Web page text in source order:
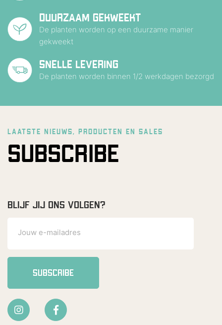
DUURZAAM GEKWEEKT
De planten worden op een duurzame manier
gekweekt
SNELLE LEVERING
De planten worden binnen 1/2 werkdagen bezorgd
LAATSTE NIEUWS, PRODUCTEN EN SALES
SUBSCRIBE
BLIJF JIJ ONS VOLGEN?
SUBSCRIBE